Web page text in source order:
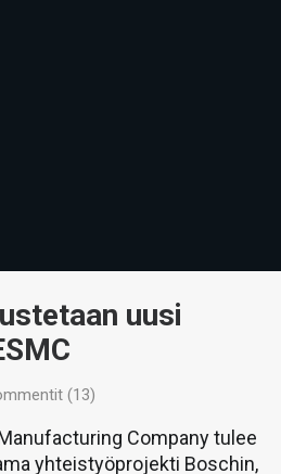
uusi
(13)
Company tulee
yhteistyöprojekti Boschin,